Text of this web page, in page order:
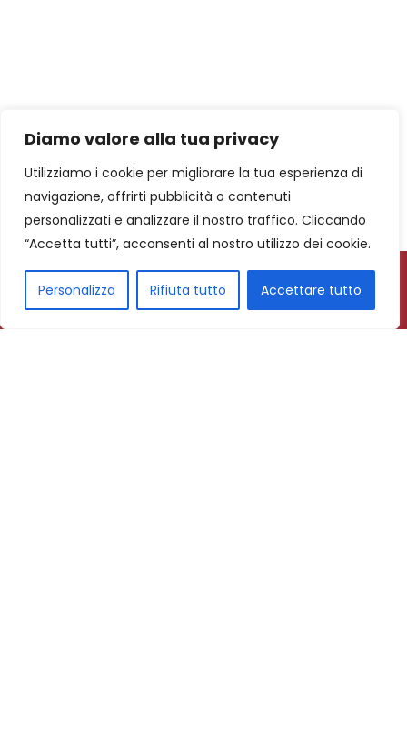
Diamo valore alla tua privacy
Utilizziamo i cookie per migliorare la tua esperienza di
navigazione, offrirti pubblicità o contenuti
personalizzati e analizzare il nostro traffico. Cliccando
“Accetta tutti”, acconsenti al nostro utilizzo dei cookie.
Personalizza Rifiuta tutto Accettare tutto